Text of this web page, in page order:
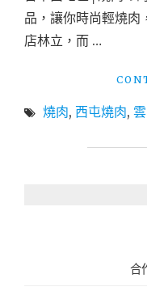
品，讓你時尚輕燒肉
店林立，而 …
燒肉, 西屯燒肉,
合